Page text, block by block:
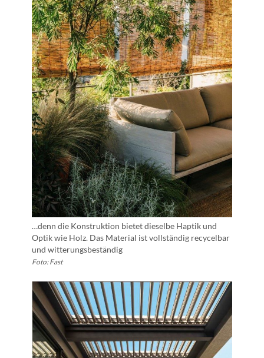
…denn die Konstruktion bietet dieselbe Haptik und
Optik wie Holz. Das Material ist vollständig recycelbar
und witterungsbeständig
Foto: Fast